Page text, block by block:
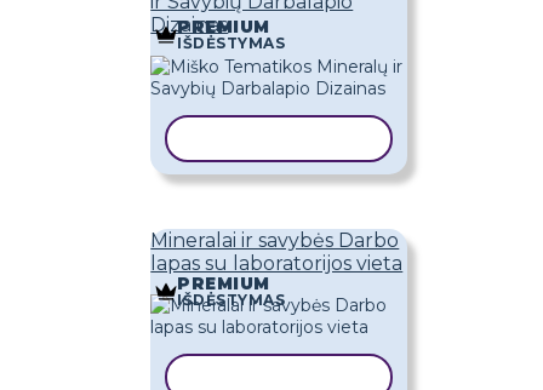
Dizainas
PREMIUM
IŠDĖSTYMAS
Mineralai ir savybės Darbo
lapas su laboratorijos vieta
PREMIUM
IŠDĖSTYMAS